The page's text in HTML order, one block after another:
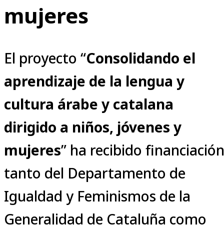
mujeres
El proyecto “Consolidando el
aprendizaje de la lengua y
cultura árabe y catalana
dirigido a niños, jóvenes y
mujeres” ha recibido financiación
tanto del Departamento de
Igualdad y Feminismos de la
Generalidad de Cataluña como